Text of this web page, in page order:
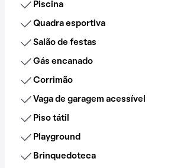
Piscina
Quadra esportiva
Salão de festas
Gás encanado
Corrimão
Vaga de garagem acessível
Piso tátil
Playground
Brinquedoteca